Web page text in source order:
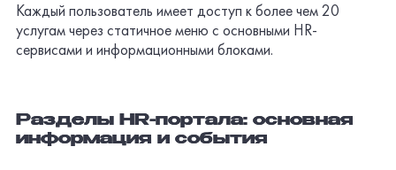
Каждый пользователь имеет доступ к более чем 20
услугам через статичное меню с основными HR-
сервисами и информационными блоками.
Разделы HR-портала: основная
информация и события